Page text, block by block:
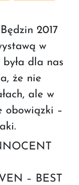
2017
w
dla nas
że nie
ale w
obowiązki –
– BEST